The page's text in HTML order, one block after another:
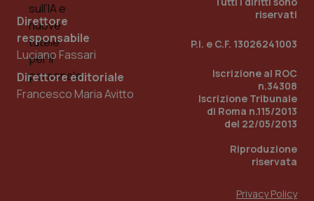
Direttore
responsabile
Luciano Fassari
Direttore editoriale
Francesco Maria Avitto
riservati
P.I. e C.F. 13026241003
Iscrizione al ROC
n.34308
Iscrizione Tribunale
di Roma n.115/2013
del 22/05/2013
Riproduzione
riservata
Privacy Policy
PHPSESSID
PHP.net
www.quotidianosanita.it